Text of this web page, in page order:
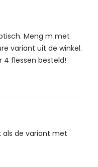
Meng m met
variant uit de winkel.
4 flessen besteld!
als de variant met